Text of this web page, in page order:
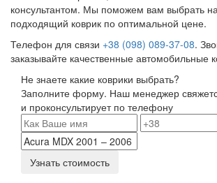
консультантом. Мы поможем вам выбрать
подходящий коврик по оптимальной цене.
Телефон для связи +38 (098) 089-37-08.
заказывайте качественные автомобильные
Не знаете какие коврики выбрать?
Заполните форму. Наш менеджер
и проконсультирует по телефону
Узнать стоимость